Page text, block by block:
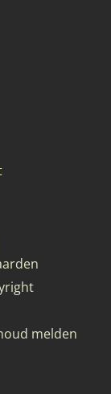
melden